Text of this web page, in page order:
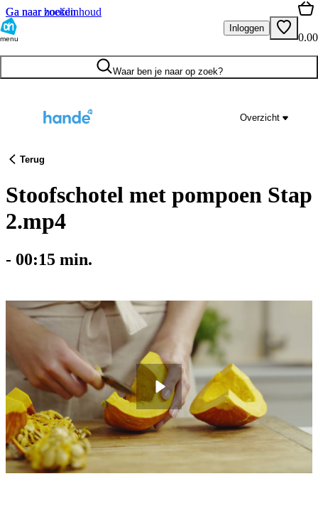
Ga naar hoofdinhoud
Ga naar zoeken
menu
Inloggen
0.00
Waar ben je naar op zoek?
Overzicht
Terug
Stoofschotel met pompoen Stap
2.mp4
- 00:15 min.